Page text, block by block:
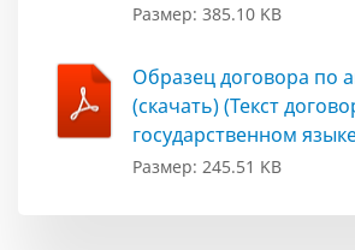
Размер: 385.10 KB
Образец договора по
(скачать) (Текст
государственном
Размер: 245.51 KB